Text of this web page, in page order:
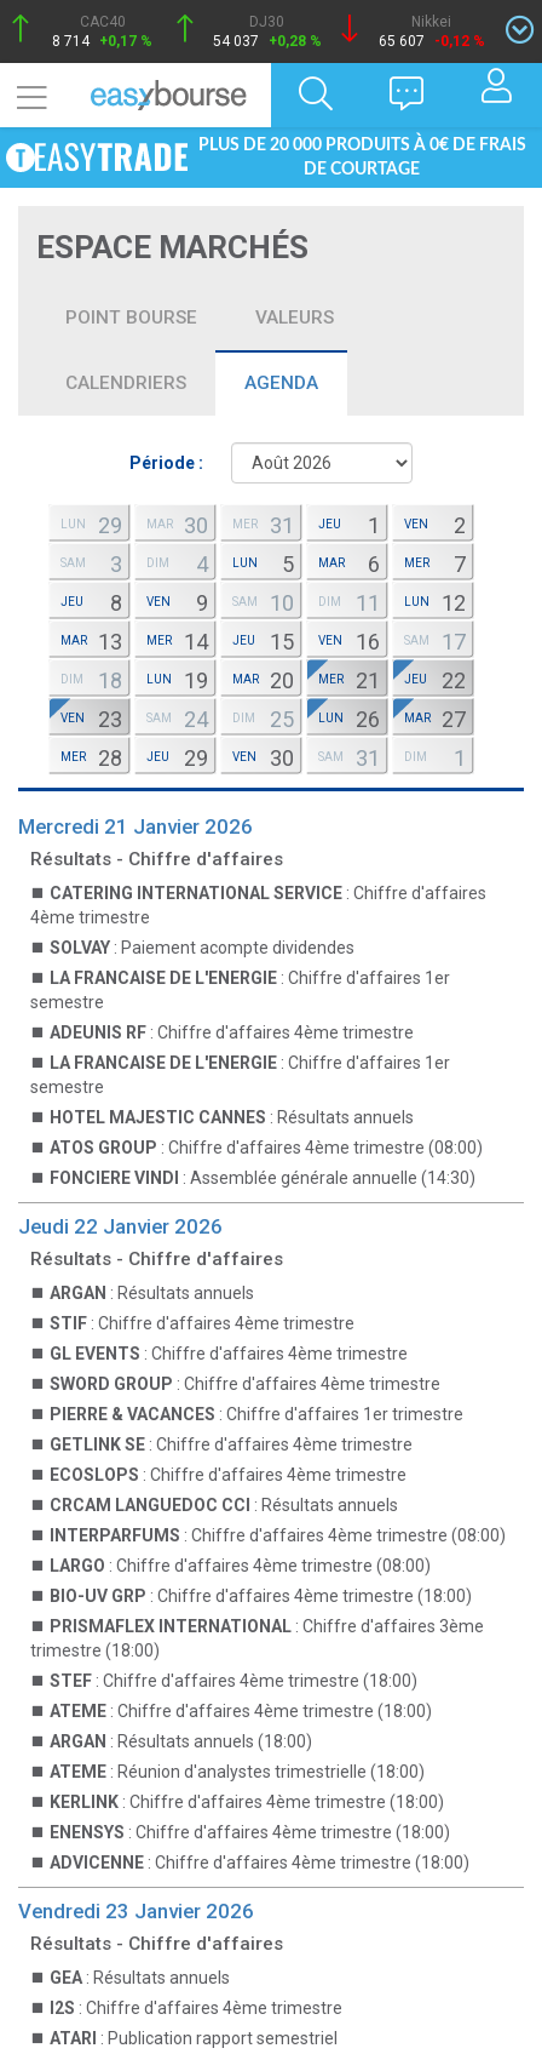
CAC40
8 714 +0,17 %
DJ30
54 037
+0,28 %
Nikkei
65 607
-0,12 %
PLUS DE 20 000 PRODUITS À 0€ DE FRAIS
DE COURTAGE
ESPACE MARCHÉS
POINT BOURSE VALEURS
CALENDRIERS AGENDA
Période :
LUN 29 MAR 30 MER 31 JEU 1 VEN 2
SAM 3 DIM 4 LUN 5 MAR 6 MER 7
JEU 8 VEN 9 SAM 10 DIM 11 LUN 12
MAR 13 MER 14 JEU 15 VEN 16 SAM 17
DIM 18 LUN 19 MAR 20 MER 21 JEU 22
VEN 23 SAM 24 DIM 25 LUN 26 MAR 27
MER 28 JEU 29 VEN 30 SAM 31 DIM 1
Mercredi 21 Janvier 2026
Résultats - Chiffre d'affaires
CATERING INTERNATIONAL SERVICE : Chiffre d'affaires
4ème trimestre
SOLVAY : Paiement acompte dividendes
LA FRANCAISE DE L'ENERGIE : Chiffre d'affaires 1er
semestre
ADEUNIS RF : Chiffre d'affaires 4ème trimestre
LA FRANCAISE DE L'ENERGIE : Chiffre d'affaires 1er
semestre
HOTEL MAJESTIC CANNES : Résultats annuels
ATOS GROUP : Chiffre d'affaires 4ème trimestre (08:00)
FONCIERE VINDI : Assemblée générale annuelle (14:30)
Jeudi 22 Janvier 2026
Résultats - Chiffre d'affaires
ARGAN : Résultats annuels
STIF : Chiffre d'affaires 4ème trimestre
GL EVENTS : Chiffre d'affaires 4ème trimestre
SWORD GROUP : Chiffre d'affaires 4ème trimestre
PIERRE & VACANCES : Chiffre d'affaires 1er trimestre
GETLINK SE : Chiffre d'affaires 4ème trimestre
ECOSLOPS : Chiffre d'affaires 4ème trimestre
CRCAM LANGUEDOC CCI : Résultats annuels
INTERPARFUMS : Chiffre d'affaires 4ème trimestre (08:00)
LARGO : Chiffre d'affaires 4ème trimestre (08:00)
BIO-UV GRP : Chiffre d'affaires 4ème trimestre (18:00)
PRISMAFLEX INTERNATIONAL : Chiffre d'affaires 3ème
trimestre (18:00)
STEF : Chiffre d'affaires 4ème trimestre (18:00)
ATEME : Chiffre d'affaires 4ème trimestre (18:00)
ARGAN : Résultats annuels (18:00)
ATEME : Réunion d'analystes trimestrielle (18:00)
KERLINK : Chiffre d'affaires 4ème trimestre (18:00)
ENENSYS : Chiffre d'affaires 4ème trimestre (18:00)
ADVICENNE : Chiffre d'affaires 4ème trimestre (18:00)
Vendredi 23 Janvier 2026
Résultats - Chiffre d'affaires
GEA : Résultats annuels
I2S : Chiffre d'affaires 4ème trimestre
ATARI : Publication rapport semestriel